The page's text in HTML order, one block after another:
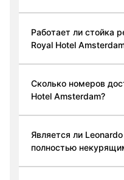
Работает ли стойка
Royal Hotel
Сколько номеров
Hotel Amsterdam?
Является ли
полностью